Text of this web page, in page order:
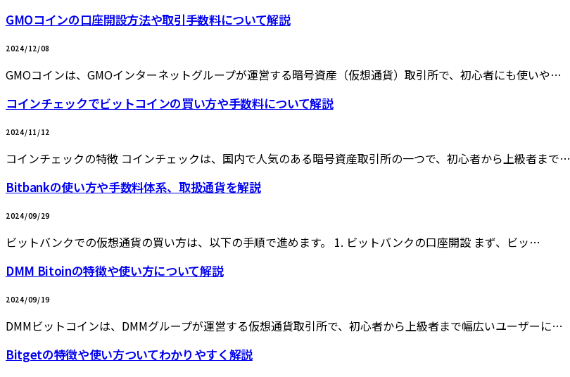
GMOコインの口座開設方法や取引手数料について解説
2024/12/08
GMOコインは、GMOインターネットグループが運営する暗号資産（仮想通貨）取引所で、初心者にも使いや…
コインチェックでビットコインの買い方や手数料について解説
2024/11/12
コインチェックの特徴 コインチェックは、国内で人気のある暗号資産取引所の一つで、初心者から上級者まで…
Bitbankの使い方や手数料体系、取扱通貨を解説
2024/09/29
ビットバンクでの仮想通貨の買い方は、以下の手順で進めます。 1. ビットバンクの口座開設 まず、ビッ…
DMM Bitoinの特徴や使い方について解説
2024/09/19
DMMビットコインは、DMMグループが運営する仮想通貨取引所で、初心者から上級者まで幅広いユーザーに…
Bitgetの特徴や使い方ついてわかりやすく解説